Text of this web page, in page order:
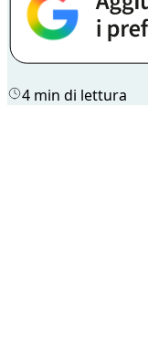
4 min di lettura